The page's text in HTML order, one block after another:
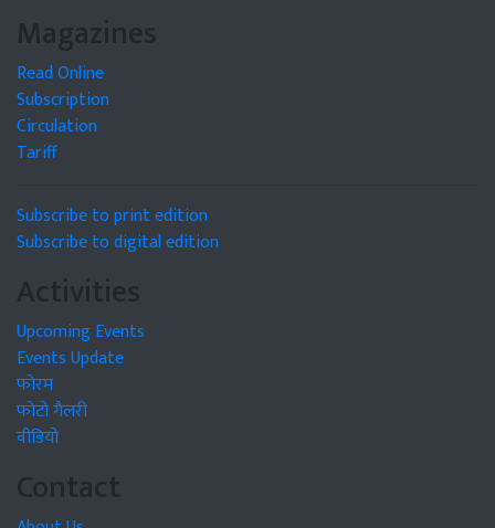
Magazines
Read Online
Subscription
Circulation
Tariff
Subscribe to print edition
Subscribe to digital edition
Activities
Upcoming Events
Events Update
फोरम
फोटो गैलरी
वीडियो
Contact